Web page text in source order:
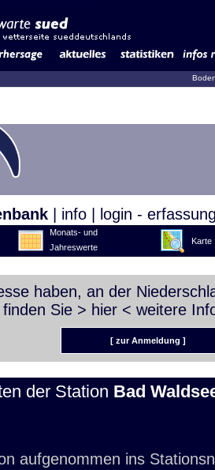
info login -
Monats- und
Jahreswerte
Karte
haben, an der
finden Sie > hier < weitere
[ zur Anmeldung ]
der Station Bad
aufgenommen ins